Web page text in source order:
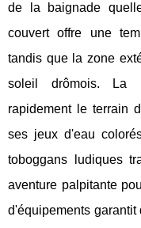
de la baignade
couvert offre une
tandis que la zone
soleil drômois. La
rapidement le terrain
ses jeux d'eau
toboggans ludiques
aventure palpitante
d'équipements